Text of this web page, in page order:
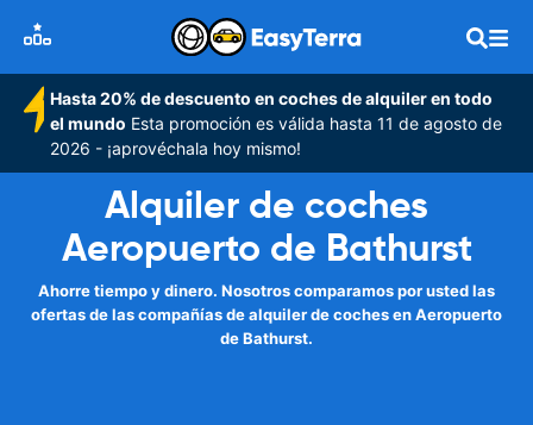
Hasta 20% de descuento en coches de alquiler en todo
el mundo Esta promoción es válida hasta 11 de agosto de
2026 - ¡aprovéchala hoy mismo!
Alquiler de coches
Aeropuerto de Bathurst
Ahorre tiempo y dinero. Nosotros comparamos por usted las
ofertas de las compañías de alquiler de coches en Aeropuerto
de Bathurst.